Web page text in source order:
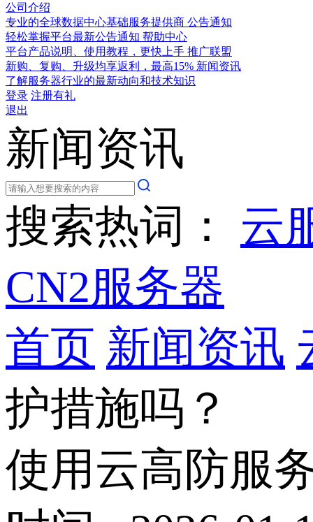
公司介绍
专业的全球数据中心基础服务提供商 公告通知
轻松掌握平台最新公告通知 帮助中心
平台产品说明、使用教程，更快上手 推广联盟
新购、复购、升级均享返利，最高15% 新闻资讯
了解服务器行业的最新动向和技术知识
登录 注册有礼
退出
新闻资讯
搜索热词： 云
CN2服务器
首页 新闻资讯
护措施吗？
使用云高防服